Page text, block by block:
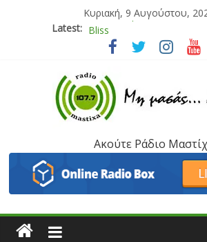
Κυριακή, 9 Αυγούστου,
Latest: Bliss
Μάνος Τρυπιάς & Γιώργος
Ιορδάνης Αγαπητός
Μαριάννα Μασάδη
Τάνια Μπρεάζου
Ακούτε Ράδιο